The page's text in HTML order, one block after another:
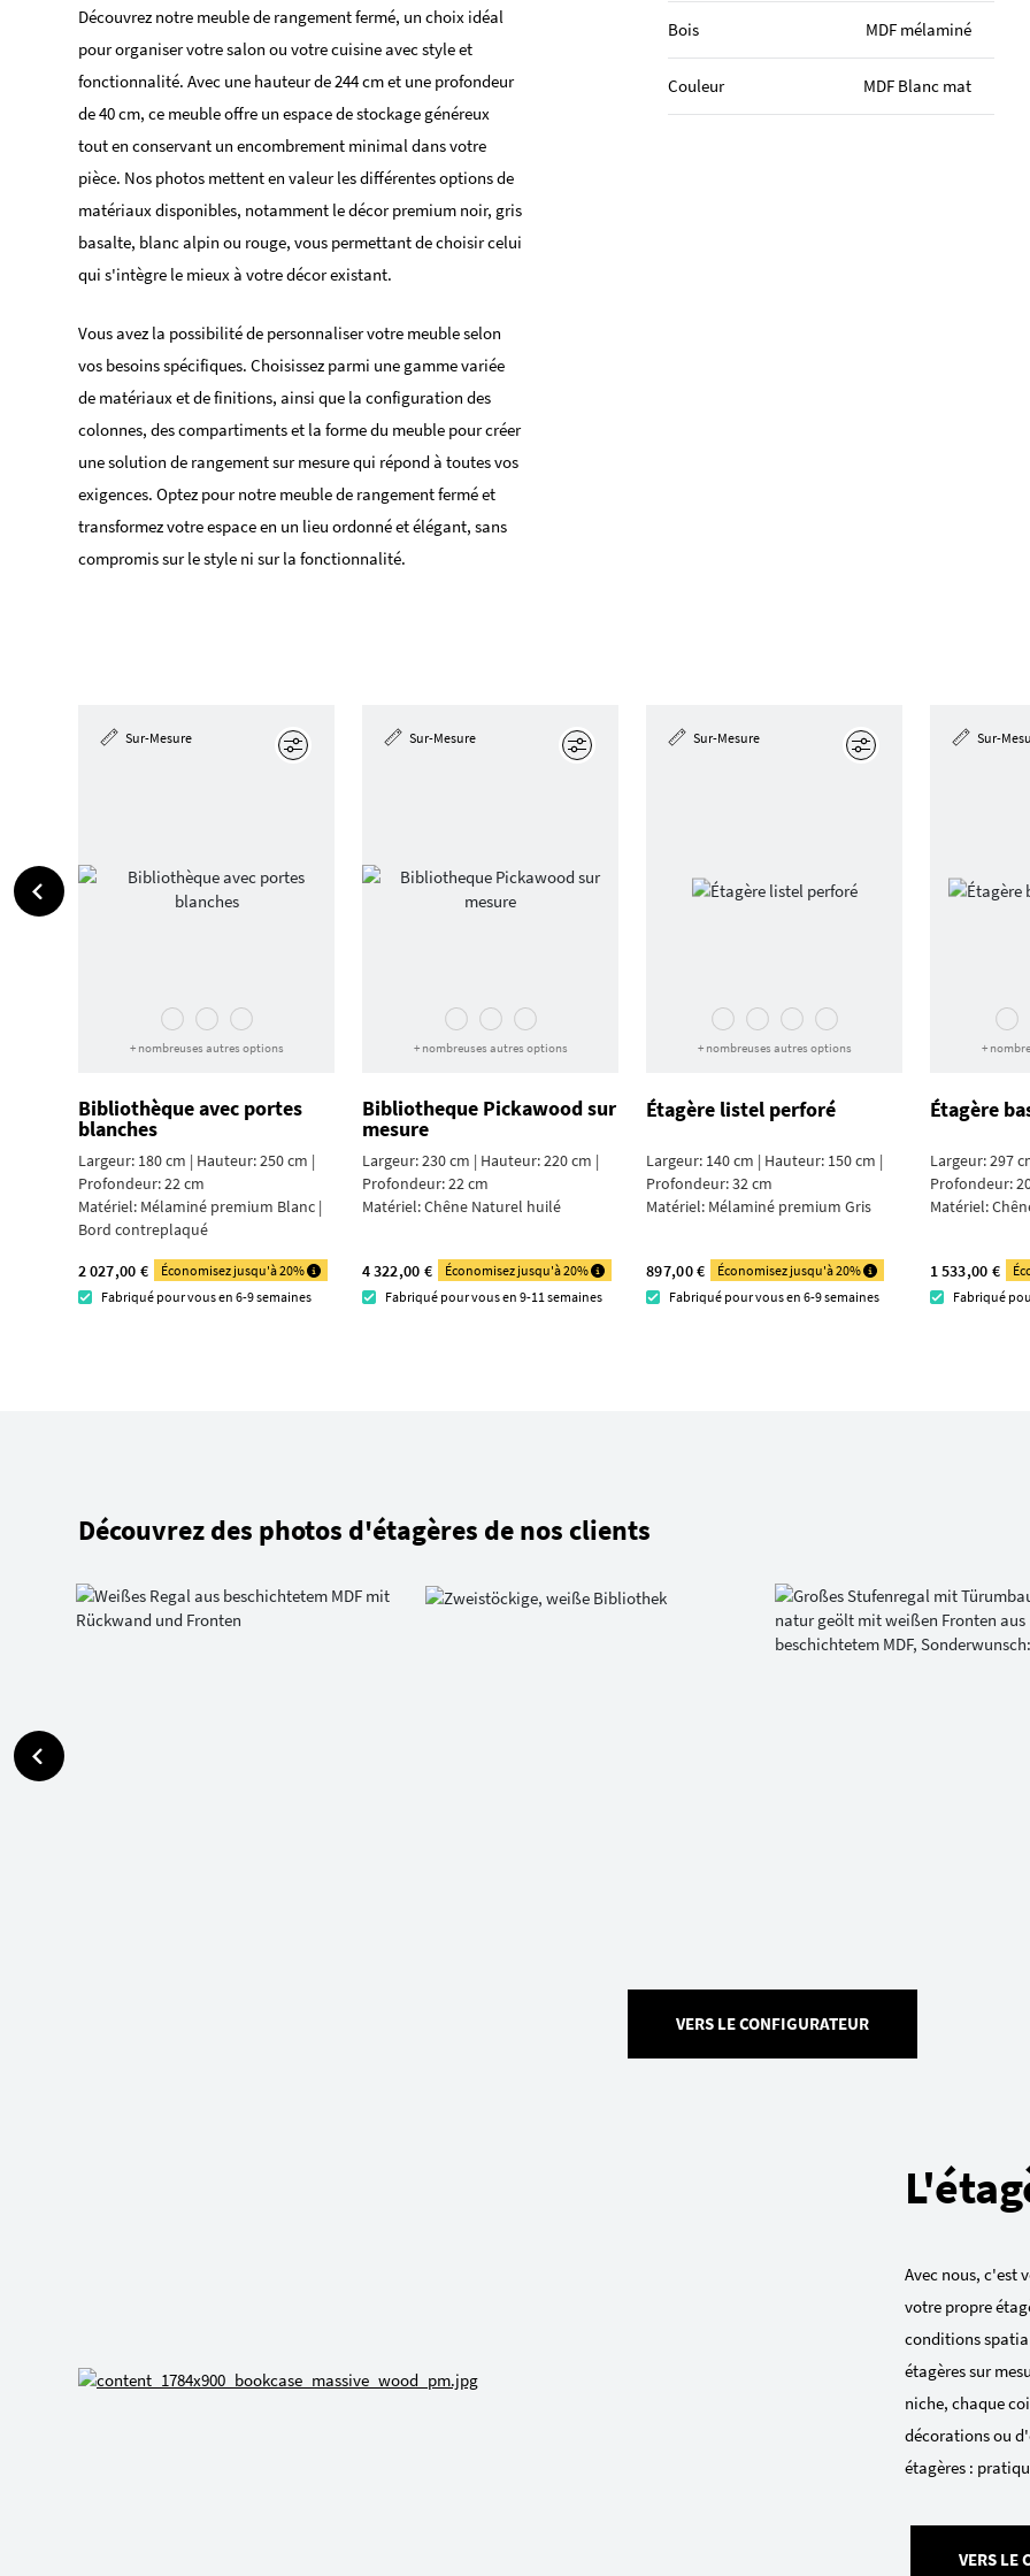
Découvrez notre meuble de rangement fermé, un choix idéal
pour organiser votre salon ou votre cuisine avec style et
fonctionnalité. Avec une hauteur de 244 cm et une profondeur
de 40 cm, ce meuble offre un espace de stockage généreux
tout en conservant un encombrement minimal dans votre
pièce. Nos photos mettent en valeur les différentes options de
matériaux disponibles, notamment le décor premium noir, gris
basalte, blanc alpin ou rouge, vous permettant de choisir celui
qui s'intègre le mieux à votre décor existant.
Vous avez la possibilité de personnaliser votre meuble selon
vos besoins spécifiques. Choisissez parmi une gamme variée
de matériaux et de finitions, ainsi que la configuration des
colonnes, des compartiments et la forme du meuble pour créer
une solution de rangement sur mesure qui répond à toutes vos
exigences. Optez pour notre meuble de rangement fermé et
transformez votre espace en un lieu ordonné et élégant, sans
compromis sur le style ni sur la fonctionnalité.
Bois MDF mélaminé
Couleur MDF Blanc mat
Sur-Mesure
+ nombreuses autres options
Bibliothèque avec portes
blanches
Largeur: 180 cm | Hauteur: 250 cm |
Profondeur: 22 cm
Matériel: Mélaminé premium Blanc |
Bord contre­plaqué
2 027,00 €
Économisez jusqu'à 20%
Fabriqué pour vous en 6-9 semaines
Sur-Mesure
+ nombreuses autres options
Bibliotheque Pickawood sur
mesure
Largeur: 230 cm | Hauteur: 220 cm |
Profondeur: 22 cm
Matériel:Chêne Naturel huilé
4 322,00 €
Économisez jusqu'à 20%
Fabriqué pour vous en 9-11 semaines
Sur-Mesure
+ nombreuses autres options
Étagère listel perforé
Largeur: 140 cm | Hauteur: 150 cm |
Profondeur: 32 cm
Matériel: Mélaminé premium Gris
897,00 €
Économisez jusqu'à 20%
Fabriqué pour vous en 6-9 semaines
Sur-
+
Étagère
Largeur: 297
Profondeur:
Matériel:
1 533,00 €
Fabriqué
Découvrez des photos d'étagères de nos clients
VERS LE CONFIGURATEUR
Avec nous, c'est
votre propre
conditions
étagères sur
niche, chaque
décorations ou
étagères :
VERS LE